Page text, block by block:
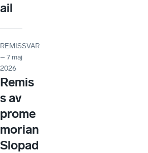
ail
REMISSVAR
– 7 maj
2026
Remis
s av
prome
morian
Slopad